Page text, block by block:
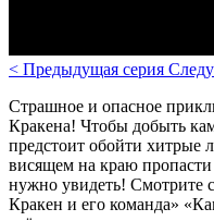
< Предыдущая серия
Страшное и опасное
Кракена! Чтобы добыть
предстоит обойти хитрые
висящем на краю
нужно увидеть! Смотрите
Кракен и его команда»